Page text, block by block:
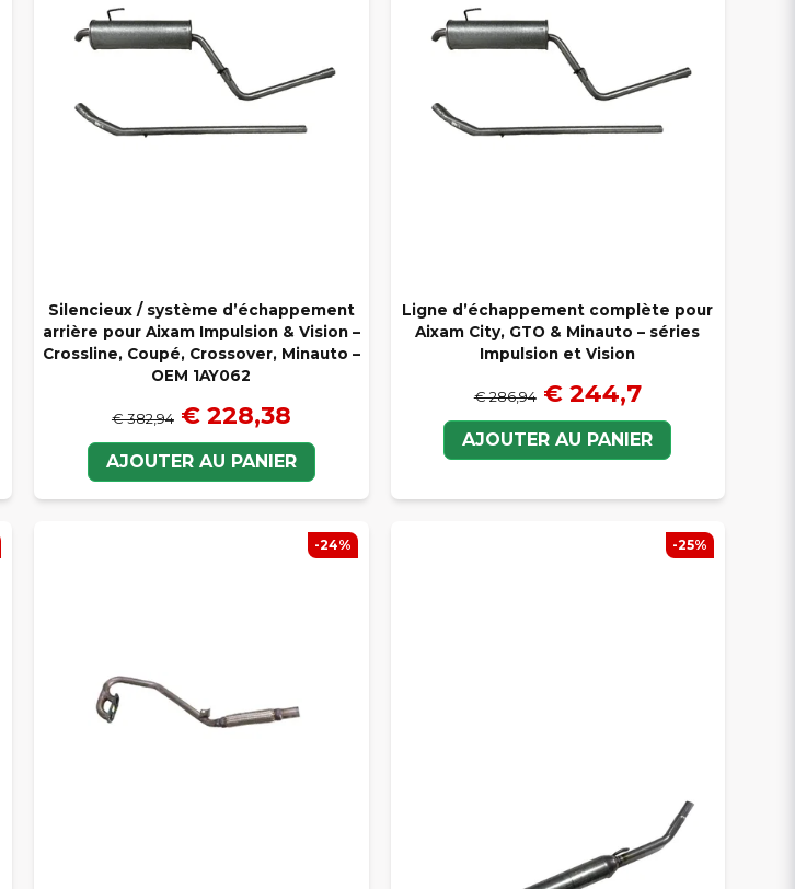
Silencieux / système d’échappement
arrière pour Aixam Impulsion & Vision –
Crossline, Coupé, Crossover, Minauto –
OEM 1AY062
€ 382,94 € 228,38
AJOUTER AU PANIER
Ligne d’échappement complète pour
Aixam City, GTO & Minauto – séries
Impulsion et Vision
€ 286,94 € 244,7
AJOUTER AU PANIER
-24% -25%